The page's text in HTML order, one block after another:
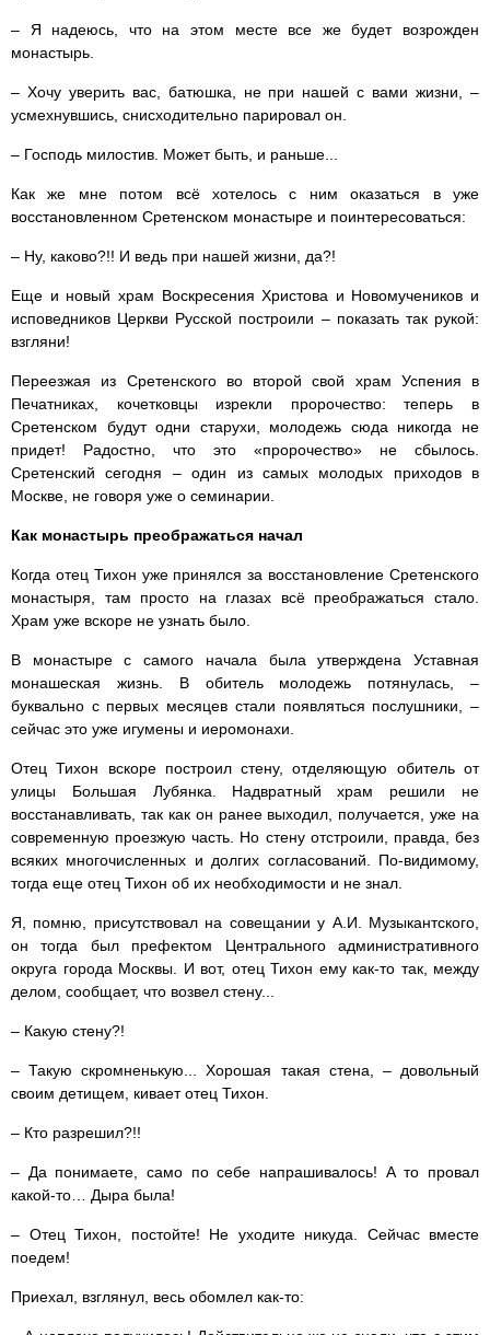
– Я надеюсь, что на этом месте все же будет возрожден
монастырь.
– Хочу уверить вас, батюшка, не при нашей с вами жизни, –
усмехнувшись, снисходительно парировал он.
– Господь милостив. Может быть, и раньше...
Как же мне потом всё хотелось с ним оказаться в уже
восстановленном Сретенском монастыре и поинтересоваться:
– Ну, каково?!! И ведь при нашей жизни, да?!
Еще и новый храм Воскресения Христова и Новомучеников и
исповедников Церкви Русской построили – показать так рукой:
взгляни!
Переезжая из Сретенского во второй свой храм Успения в
Печатниках, кочетковцы изрекли пророчество: теперь в
Сретенском будут одни старухи, молодежь сюда никогда не
придет! Радостно, что это «пророчество» не сбылось.
Сретенский сегодня – один из самых молодых приходов в
Москве, не говоря уже о семинарии.
Как монастырь преображаться начал
Когда отец Тихон уже принялся за восстановление Сретенского
монастыря, там просто на глазах всё преображаться стало.
Храм уже вскоре не узнать было.
В монастыре с самого начала была утверждена Уставная
монашеская жизнь. В обитель молодежь потянулась, –
буквально с первых месяцев стали появляться послушники, –
сейчас это уже игумены и иеромонахи.
Отец Тихон вскоре построил стену, отделяющую обитель от
улицы Большая Лубянка. Надвратный храм решили не
восстанавливать, так как он ранее выходил, получается, уже на
современную проезжую часть. Но стену отстроили, правда, без
всяких многочисленных и долгих согласований. По-видимому,
тогда еще отец Тихон об их необходимости и не знал.
Я, помню, присутствовал на совещании у А.И. Музыкантского,
он тогда был префектом Центрального административного
округа города Москвы. И вот, отец Тихон ему как-то так, между
делом, сообщает, что возвел стену...
– Какую стену?!
– Такую скромненькую... Хорошая такая стена, – довольный
своим детищем, кивает отец Тихон.
– Кто разрешил?!!
– Да понимаете, само по себе напрашивалось! А то провал
какой-то… Дыра была!
– Отец Тихон, постойте! Не уходите никуда. Сейчас вместе
поедем!
Приехал, взглянул, весь обомлел как-то: